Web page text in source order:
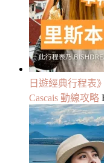
日遊經典行程表
Cascais 動線攻略